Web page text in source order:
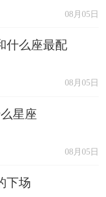
08月05日
什么座最配
08月05日
星座
08月05日
下场